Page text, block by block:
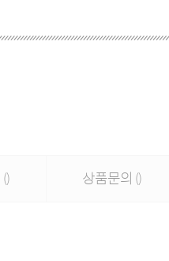
() 상품문의 ()